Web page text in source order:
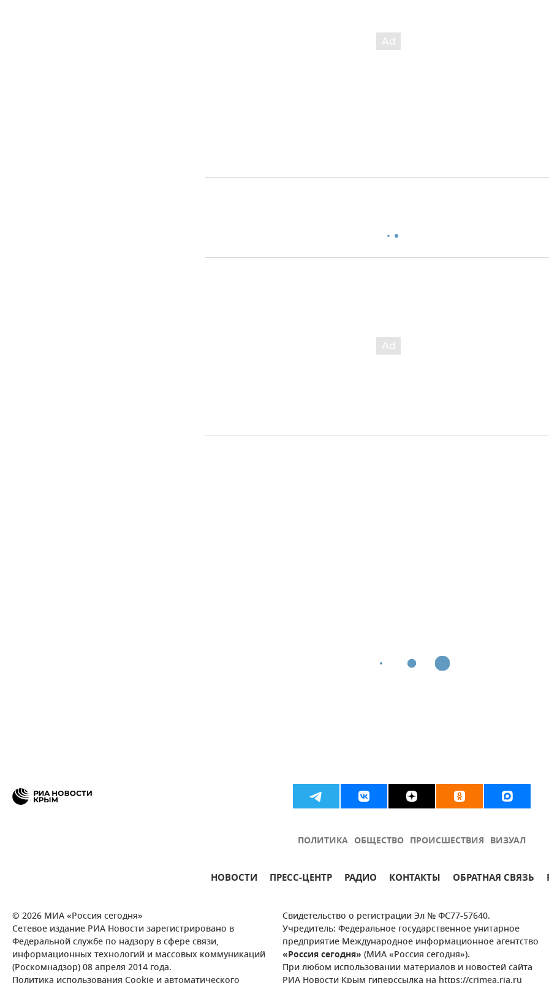
ПОЛИТИКА ОБЩЕСТВО ПРОИСШЕСТВИЯ ВИЗУАЛ
НОВОСТИ ПРЕСС-ЦЕНТР РАДИО КОНТАКТЫ ОБРАТНАЯ СВЯЗЬ
© 2026 МИА «Россия сегодня»
Сетевое издание РИА Новости зарегистрировано в
Федеральной службе по надзору в сфере связи,
информационных технологий и массовых коммуникаций
(Роскомнадзор) 08 апреля 2014 года.
Свидетельство о регистрации Эл № ФС77-57640.
Учредитель: Федеральное государственное унитарное
предприятие Международное информационное агентство
«Россия сегодня» (МИА «Россия сегодня»).
При любом использовании материалов и новостей сайта